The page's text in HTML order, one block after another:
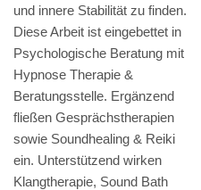
und innere Stabilität zu finden.
Diese Arbeit ist eingebettet in
Psychologische Beratung mit
Hypnose Therapie &
Beratungsstelle. Ergänzend
fließen Gesprächstherapien
sowie Soundhealing & Reiki
ein. Unterstützend wirken
Klangtherapie, Sound Bath